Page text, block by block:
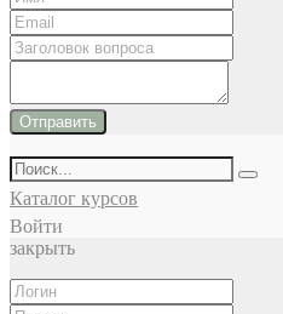
Отправить
Каталог курсов
Войти
закрыть